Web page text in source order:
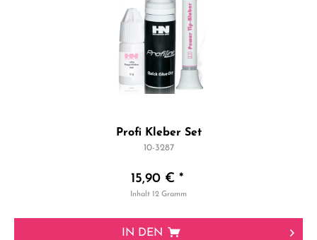
Profi Kleber Set
10-3287
15,90 € *
Inhalt12 Gramm
IN DEN